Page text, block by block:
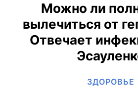
Можно ли
вылечиться от
Отвечает
ЗДОРОВЬЕ